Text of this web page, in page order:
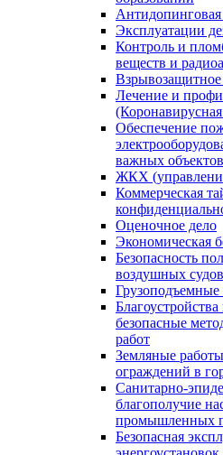
Антидопинговая
Эксплуатации
Контроль и
веществ и
Взрывозащитное
Лечение и
Обеспечение
важных объектов
ЖКХ
Коммерческая
Оценочное дело
Экономическая
Безопасность
воздушных
безопасные
работ
Земляные
ограждений в
Санитарно-
благополучие
промышленных
Безопасная